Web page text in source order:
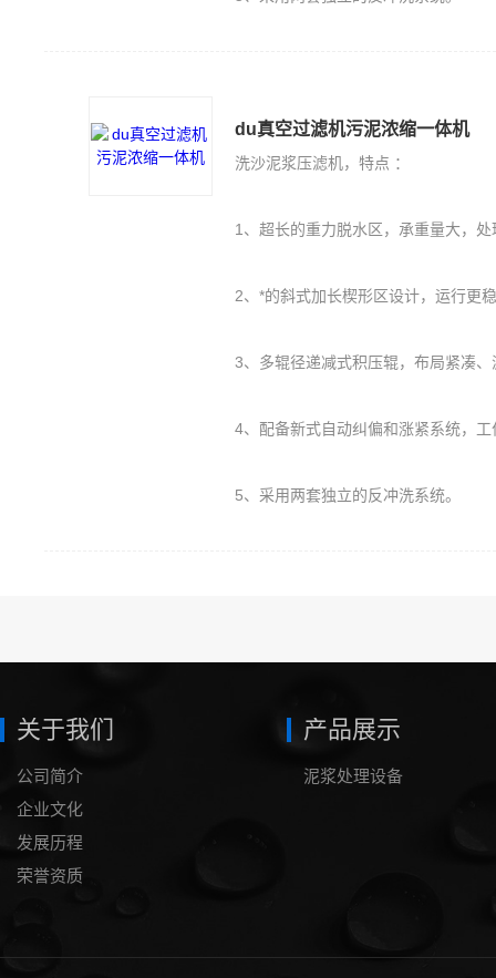
du真空过滤机污泥浓缩一体机
洗沙泥浆压滤机，特点 ：
1、超长的重力脱水区，承重量大，
2、*的斜式加长楔形区设计，运行更
3、多辊径递减式积压辊，布局紧凑
4、配备新式自动纠偏和涨紧系统，
5、采用两套独立的反冲洗系统。
关于我们
公司简介
企业文化
发展历程
荣誉资质
产品展示
泥浆处理设备